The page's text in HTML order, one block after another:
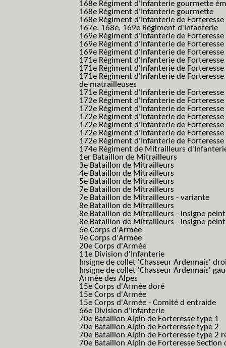
168e Régiment d'Infanterie gourmette
168e Régiment d'Infanterie gourmette
168e Régiment d'Infanterie de Forteresse
167e, 168e, 169e Régiment d'Infanterie
169e Régiment d'Infanterie de Forteresse
169e Régiment d'Infanterie de
169e Régiment d'Infanterie de
171e Régiment d'Infanterie de Forteresse
171e Régiment d'Infanterie de
171e Régiment d'Infanterie de
de matrailleuses
171e Régiment d'Infanterie de
172e Régiment d'Infanterie de Forteresse
172e Régiment d'Infanterie de Forteresse
172e Régiment d'Infanterie de
172e Régiment d'Infanterie de
172e Régiment d'Infanterie de
172e Régiment d'Infanterie de
174e Régiment de Mitrailleurs
1er Bataillon de Mitrailleurs
3e Bataillon de Mitrailleurs
4e Bataillon de Mitrailleurs
5e Bataillon de Mitrailleurs
7e Bataillon de Mitrailleurs
7e Bataillon de Mitrailleurs - variante
8e Bataillon de Mitrailleurs
8e Bataillon de Mitrailleurs - insigne peint
8e Bataillon de Mitrailleurs - insigne
6e Corps d'Armée
9e Corps d'Armée
20e Corps d'Armée
11e Division d'Infanterie
Insigne de collet 'Chasseur Ardennais'
Insigne de collet 'Chasseur Ardennais'
Armée des Alpes
15e Corps d'Armée doré
15e Corps d'Armée
15e Corps d'Armée - Comité d entraide
66e Division d'Infanterie
70e Bataillon Alpin de Forteresse type 1
70e Bataillon Alpin de Forteresse type 2
70e Bataillon Alpin de Forteresse type 2
70e Bataillon Alpin de Forteresse